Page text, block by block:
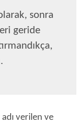
sonra
geride
verilen ve